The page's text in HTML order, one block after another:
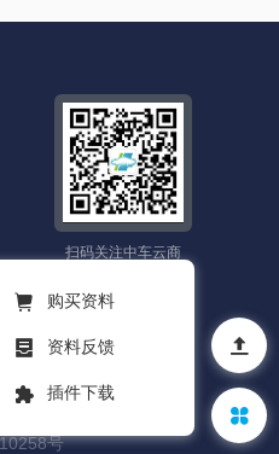
扫码关注中车云商
号
购买资料
资料反馈
插件下载